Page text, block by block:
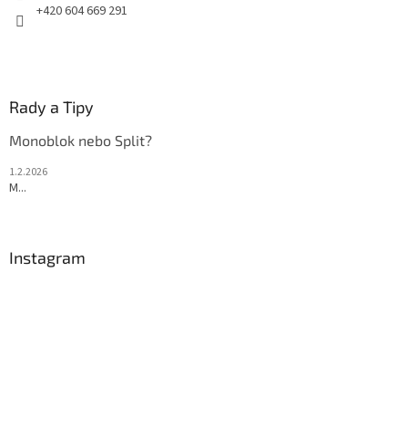
+420 604 669 291
Rady a Tipy
Monoblok nebo Split?
1.2.2026
M...
Instagram